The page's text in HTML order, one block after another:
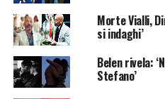
Stefano De Martinosi è
intervista al
Corriere della
conduttore, ha confermato
di fiamma con la moglie
Morte Vialli,
si indaghi’
Belen rivela:
Stefano’